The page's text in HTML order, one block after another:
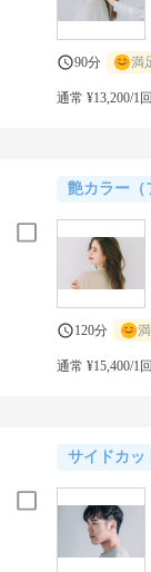
90分 満
通常 ¥13,200/1回
艶カラー（
120分
通常 ¥15,400/1回
サイドカッ